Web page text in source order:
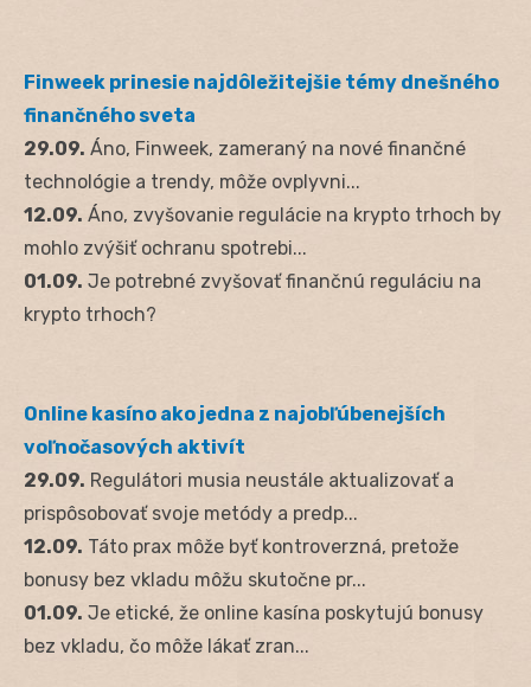
Finweek prinesie najdôležitejšie témy dnešného
finančného sveta
29.09. Áno, Finweek, zameraný na nové finančné
technológie a trendy, môže ovplyvni...
12.09. Áno, zvyšovanie regulácie na krypto trhoch by
mohlo zvýšiť ochranu spotrebi...
01.09. Je potrebné zvyšovať finančnú reguláciu na
krypto trhoch?
Online kasíno ako jedna z najobľúbenejších
voľnočasových aktivít
29.09. Regulátori musia neustále aktualizovať a
prispôsobovať svoje metódy a predp...
12.09. Táto prax môže byť kontroverzná, pretože
bonusy bez vkladu môžu skutočne pr...
01.09. Je etické, že online kasína poskytujú bonusy
bez vkladu, čo môže lákať zran...